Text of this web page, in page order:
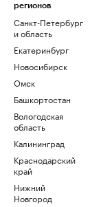
регионов
Санкт-Петербург
и область
Екатеринбург
Новосибирск
Омск
Башкортостан
Вологодская
область
Калининград
Краснодарский
край
Нижний
Новгород